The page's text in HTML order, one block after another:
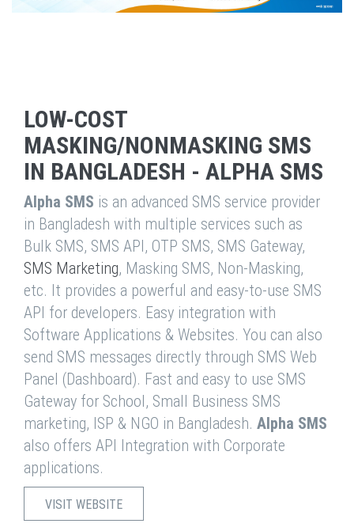
LOW-COST
MASKING/NONMASKING SMS
IN BANGLADESH - ALPHA SMS
Alpha SMS is an advanced SMS service provider
in Bangladesh with multiple services such as
Bulk SMS, SMS API, OTP SMS, SMS Gateway,
SMS Marketing, Masking SMS, Non-Masking,
etc. It provides a powerful and easy-to-use SMS
API for developers. Easy integration with
Software Applications & Websites. You can also
send SMS messages directly through SMS Web
Panel (Dashboard). Fast and easy to use SMS
Gateway for School, Small Business SMS
marketing, ISP & NGO in Bangladesh. Alpha SMS
also offers API Integration with Corporate
applications.
VISIT WEBSITE